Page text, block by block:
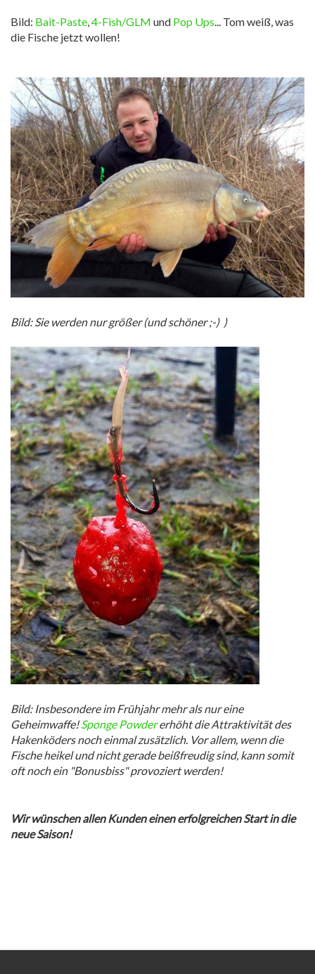
Bild: Bait-Paste 4-Fish/GLM und Pop Ups ... Tom weiß, was
die Fische jetzt wollen!
Bild: Sie werden nur größer (und schöner ;-) )
Bild: Insbesondere im Frühjahr mehr als nur eine
Geheimwaffe!Sponge Powdererhöht die Attraktivität des
Hakenköders noch einmal zusätzlich. Vor allem, wenn die
Fische heikel und nicht gerade beißfreudig sind, kann somit
oft noch ein "Bonusbiss" provoziert werden!
Wir wünschen allen Kunden einen erfolgreichen Start in die
neue Saison!